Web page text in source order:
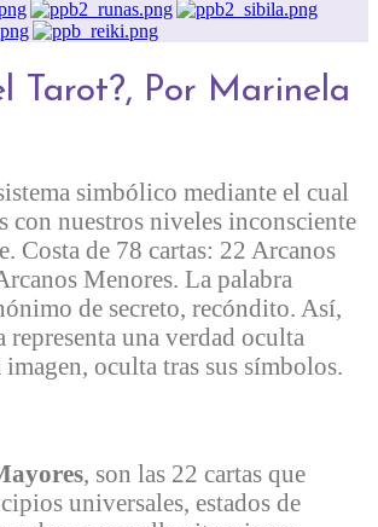
Tarot?, Por Marinela
simbólico mediante el cual
con nuestros niveles inconsciente
Costa de 78 cartas: 22 Arcanos
Menores. La palabra
de secreto, recóndito. Así,
representa una verdad oculta
oculta tras sus símbolos.
, son las 22 cartas que
universales, estados de